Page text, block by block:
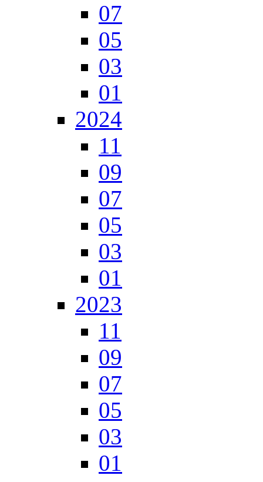
07
05
03
01
2024
11
09
07
05
03
01
2023
11
09
07
05
03
01